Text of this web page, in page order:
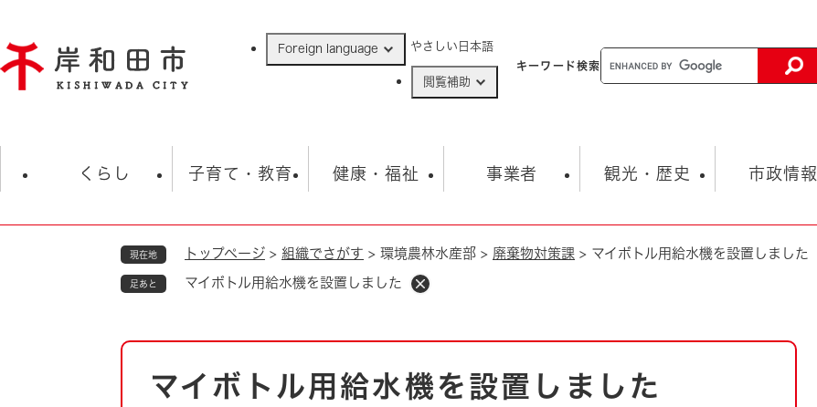
ジ
の
Foreign language やさしい日本語
閲覧補助
キーワード検索
くらし
住民票・戸籍
ごみ・衛生・動物 救急・消防
防災・防犯 上水道・下水道
子育て・教育
学校 子育て
健康・福祉
福祉・健康・生活 生涯学習・スポーツ
事業者
入札・契約情報 まちづくり・協働
環境 福祉・介護
観光・歴史
観光 観光スポット
市政情報
市の概要 総合計画
市政 職員採用情報
市役所・施設の案内
オープンデータ
現在地 トップページ > 組織でさがす > 環境農林水産部 > 廃棄物対策課 > マイボトル用給水機を設置しました
足あと マイボトル用給水機を設置しました
本
マイボトル用給水機を設置しました